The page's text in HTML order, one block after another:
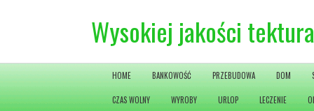
Wysokiej jakości
HOME BANKOWOŚĆ PRZEBUDOWA DOM
CZAS WOLNY WYROBY URLOP LECZENIE